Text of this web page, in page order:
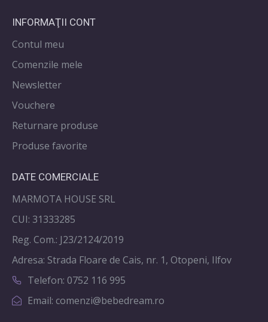
INFORMAŢII CONT
Contul meu
Comenzile mele
Newsletter
Vouchere
Returnare produse
Produse favorite
DATE COMERCIALE
MARMOTA HOUSE SRL
CUI: 31333285
Reg. Com.: J23/2124/2019
Adresa: Strada Floare de Cais, nr. 1, Otopeni, Ilfov
Telefon: 0752 116 995
Email: comenzi@bebedream.ro